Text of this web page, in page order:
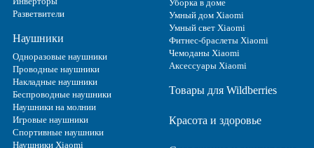
Разветвители
Наушники
Одноразовые наушники
Проводные наушники
Накладные наушники
Беспроводные наушники
Наушники на молнии
Игровые наушники
Спортивные наушники
Наушники Xiaomi
Уборка в доме
Умный дом Xiaomi
Умный свет Xiaomi
Фитнес-браслеты Xiaomi
Чемоданы Xiaomi
Аксессуары Xiaomi
Товары для Wildberries
Красота и здоровье